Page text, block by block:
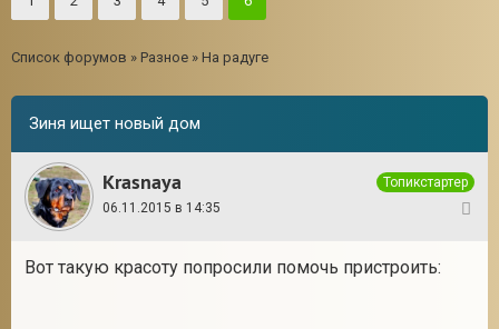
Список форумов » Разное » На радуге
Зиня ищет новый дом
Krasnaya
Топикстартер
06.11.2015 в 14:35
Вот такую красоту попросили помочь пристроить: